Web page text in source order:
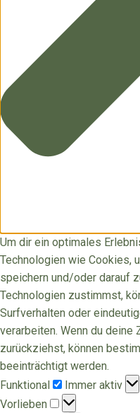
Um dir ein optimales
Technologien wie Cookies,
speichern und/oder darauf
Technologien zustimmst,
Surfverhalten oder
verarbeiten. Wenn du
zurückziehst, können
beeinträchtigt werden.
Funktional
Funktional
Immer aktiv
Vorlieben
Vorlieben